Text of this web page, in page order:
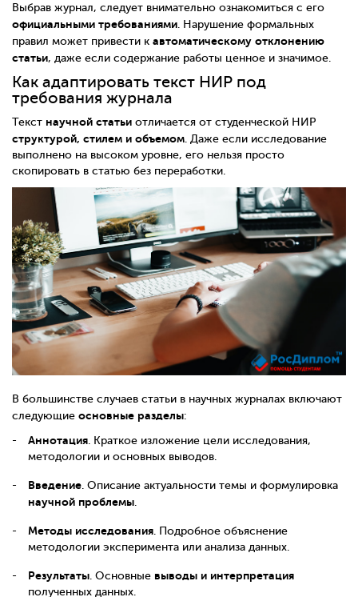
Выбрав журнал, следует внимательно ознакомиться с его
официальными требованиями . Нарушение формальных
правил может привести к автоматическому отклонению
статьи, даже если содержание работы ценное и значимое.
Как адаптировать текст НИР под
требования журнала
Текст научной статьи отличается от студенческой НИР
структурой, стилем и объемом. Даже если исследование
выполнено на высоком уровне, его нельзя просто
скопировать в статью без переработки.
В большинстве случаев статьи в научных журналах включают
следующие основные разделы:
Аннотация. Краткое изложение цели исследования,
методологии и основных выводов.
Введение. Описание актуальности темы и формулировка
научной проблемы.
Методы исследования. Подробное объяснение
методологии эксперимента или анализа данных.
Результаты. Основные выводы и интерпретация
полученных данных.